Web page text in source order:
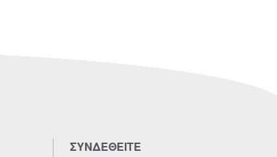
ΣΥΝΔΕΘΕΙΤΕ